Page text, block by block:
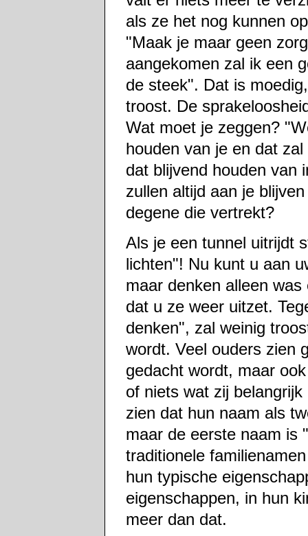
als ze het nog kunnen
"Maak je maar geen
aangekomen zal ik een
de steek". Dat is
troost. De
Wat moet je zeggen?
houden van je en dat
dat blijvend houden van
zullen altijd aan je
degene die vertrekt?
Als je een tunnel uitrijdt
lichten"! Nu kunt u aan
maar denken alleen
dat u ze weer uitzet.
denken", zal weinig
wordt. Veel ouders zien
gedacht wordt, maar
of niets wat zij
zien dat hun naam als
maar de eerste naam is
traditionele
hun typische
eigenschappen, in hun
meer dan dat.